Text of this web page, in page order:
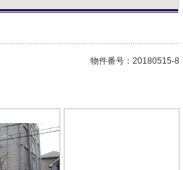
物件番号：20180515-8